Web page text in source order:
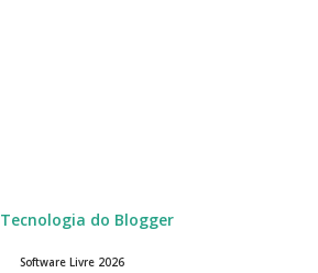
Tecnologia do Blogger
Software Livre 2026